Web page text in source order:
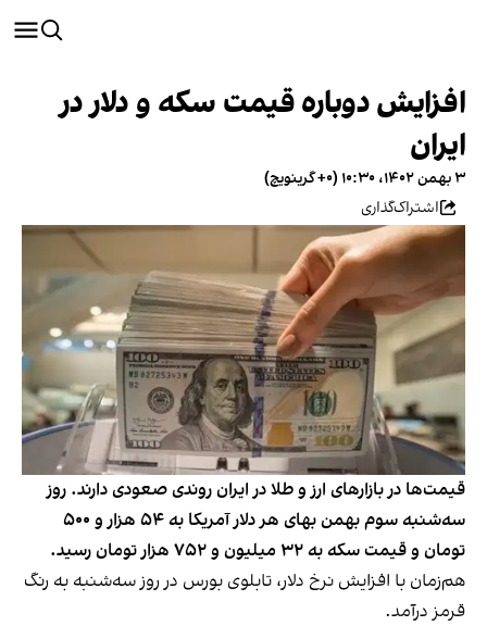
افزایش دوباره قیمت سکه و دلار در
ایران
۳ بهمن ۱۴۰۲، ۱۰:۳۰ (‎+۰ گرینویچ)
اشتراک‌گذاری
قیمت‌ها در بازارهای ارز و طلا در ایران روندی صعودی دارند. روز
سه‌شنبه سوم بهمن بهای هر دلار آمریکا به ۵۴ هزار و ۵۰۰
تومان و قیمت سکه به ۳۲ میلیون و ۷۵۲ هزار تومان رسید.
هم‌زمان با افزایش نرخ دلار، تابلوی بورس در روز سه‌شنبه به رنگ
قرمز درآمد.